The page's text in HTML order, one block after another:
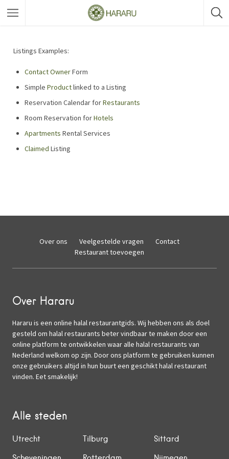
Listings Examples:
Contact OwnerForm
Simple Productlinked to a Listing
Reservation Calendar forRestaurants
Room Reservation forHotels
Apartments Rental Services
Claimed Listing
Over ons Veelgestelde vragen
Contact
Restaurant toevoegen
Over Hararu
Hararu is een online halal restaurantgids. Wij hebben ons als doel
gesteld om halal restaurants beter vindbaar te maken door een
online platform te ontwikkelen waar alle halal restaurants van
Nederland welkom op zijn. Door ons platform te gebruiken kunnen
onze gebruikers altijd in hun buurt een geschikt halal restaurant
vinden. Eet smakelijk!
Alle steden
Utrecht Tilburg
Sittard